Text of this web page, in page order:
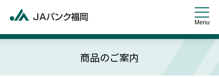
商品のご案内